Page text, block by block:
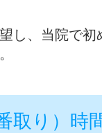
し、当院で初
取り）時